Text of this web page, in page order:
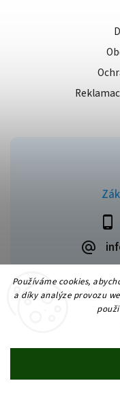
Používáme cookies,
a díky analýze provozu
Copyright 2026